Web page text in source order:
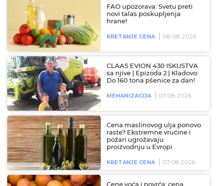
FAO upozorava: Svetu preti
novi talas poskupljenja
hrane!
KRETANJE CENA 08.08.2026
CLAAS EVION 430 ISKUSTVA
sa njive | Epizoda 2 | Kladovo:
Do 160 tona pšenice za dan!
MEHANIZACIJA 07.08.2026
Cena maslinovog ulja ponovo
raste? Ekstremne vrućine i
požari ugrožavaju
proizvodnju u Evropi
KRETANJE CENA 07.08.2026